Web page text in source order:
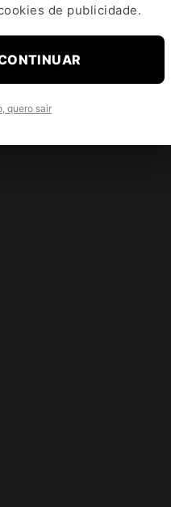
de publicidade.
quero sair